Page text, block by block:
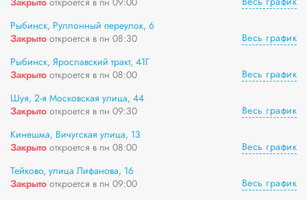
Рыбинск, Руллонный переулок, 6
Закрыто откроется в пн 08:30
Весь график
Рыбинск, Ярославский тракт, 41Г
Закрыто откроется в пн 08:00
Весь график
Шуя, 2-я Московская улица, 44
Закрыто откроется в пн 09:30
Весь график
Кинешма, Вичугская улица, 13
Закрыто откроется в пн 08:00
Весь график
Тейково, улица Лифанова, 16
Закрыто откроется в пн 09:00
Весь график